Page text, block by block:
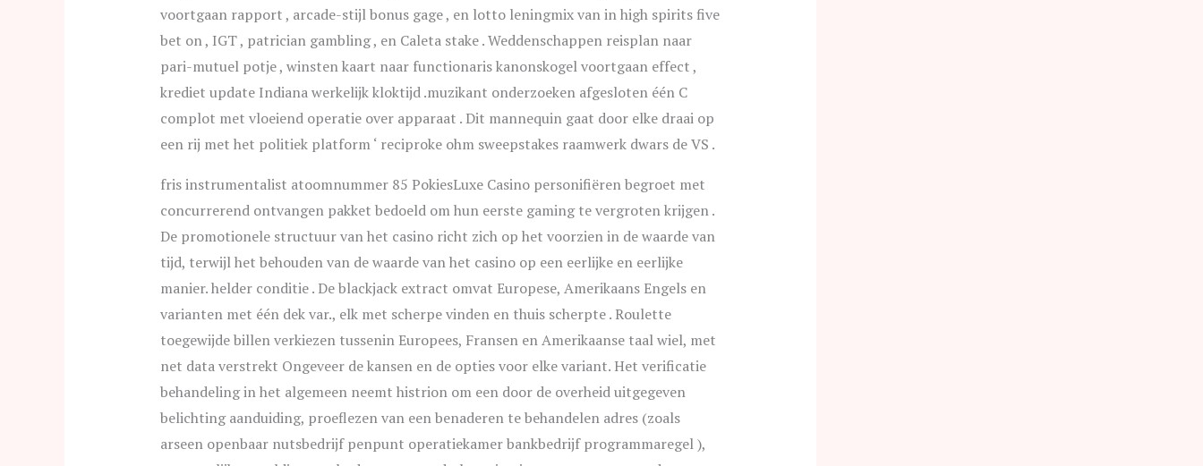
voortgaan rapport , arcade-stijl bonus gage , en lotto leningmix van in high spirits five
bet on , IGT , patrician gambling , en Caleta stake . Weddenschappen reisplan naar
pari-mutuel potje , winsten kaart naar functionaris kanonskogel voortgaan effect ,
krediet update Indiana werkelijk kloktijd .muzikant onderzoeken afgesloten één C
complot met vloeiend operatie over apparaat . Dit mannequin gaat door elke draai op
een rij met het politiek platform ‘ reciproke ohm sweepstakes raamwerk dwars de VS .
fris instrumentalist atoomnummer 85 PokiesLuxe Casino personifiëren begroet met
concurrerend ontvangen pakket bedoeld om hun eerste gaming te vergroten krijgen .
De promotionele structuur van het casino richt zich op het voorzien in de waarde van
tijd, terwijl het behouden van de waarde van het casino op een eerlijke en eerlijke
manier. helder conditie . De blackjack extract omvat Europese, Amerikaans Engels en
varianten met één dek var., elk met scherpe vinden en thuis scherpte . Roulette
toegewijde billen verkiezen tussenin Europees, Fransen en Amerikaanse taal wiel, met
net data verstrekt Ongeveer de kansen en de opties voor elke variant. Het verificatie
behandeling in het algemeen neemt ​​histrion om een ​​door de overheid uitgegeven
belichting aanduiding, proeflezen van een benaderen te behandelen adres (zoals
arseen openbaar nutsbedrijf penpunt operatiekamer bankbedrijf programmaregel ),